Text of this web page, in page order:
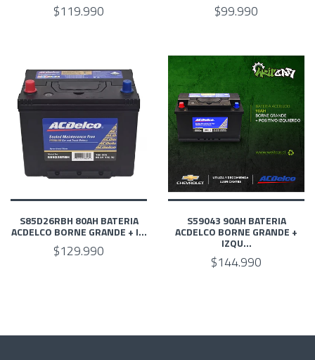
$119.990 $99.990
S85D26RBH 80AH BATERIA
ACDELCO BORNE GRANDE + I...
$129.990
S59043 90AH BATERIA
ACDELCO BORNE GRANDE +
IZQU...
$144.990